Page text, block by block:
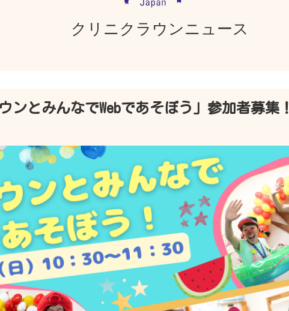
クリニクラウンニュース
ンとみんなでWebであそぼう」参加者募集！